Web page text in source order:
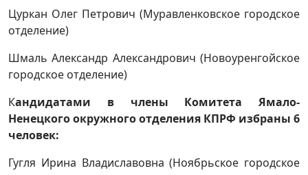
Цуркан Олег Петрович (Муравленковское городское
отделение)
Шмаль Александр Александрович (Новоуренгойское
городское отделение)
Кандидатами в члены Комитета Ямало-
Ненецкого окружного отделения КПРФ избраны 6
человек:
Гугля Ирина Владиславовна (Ноябрьское городское